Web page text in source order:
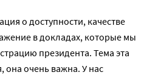
о доступности, качестве
в докладах, которые мы
президента. Тема эта
она очень важна. У нас